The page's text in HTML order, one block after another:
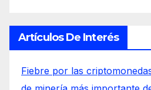
Artículos De Interés
Fiebre por las